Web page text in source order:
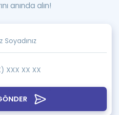
anında alın!